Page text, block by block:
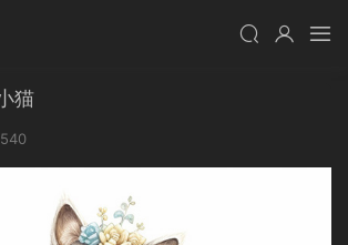
猫
540